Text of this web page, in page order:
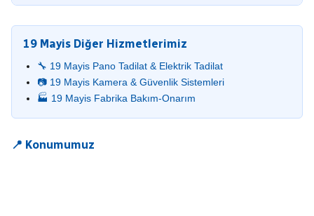
19 Mayis Diğer Hizmetlerimiz
🔧 19 Mayis Pano Tadilat & Elektrik Tadilat
📷 19 Mayis Kamera & Güvenlik Sistemleri
🏭 19 Mayis Fabrika Bakım-Onarım
📍 Konumumuz